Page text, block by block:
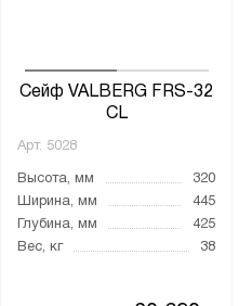
Сейф VALBERG FRS-32
CL
Арт. 5028
Высота, мм
320
Ширина, мм
445
Глубина, мм
425
Вес, кг
38